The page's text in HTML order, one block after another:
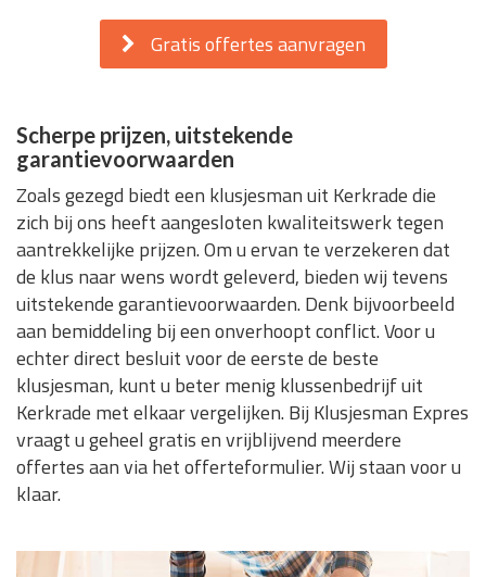
Gratis offertes aanvragen
Scherpe prijzen, uitstekende
garantievoorwaarden
Zoals gezegd biedt een klusjesman uit Kerkrade die
zich bij ons heeft aangesloten kwaliteitswerk tegen
aantrekkelijke prijzen. Om u ervan te verzekeren dat
de klus naar wens wordt geleverd, bieden wij tevens
uitstekende garantievoorwaarden. Denk bijvoorbeeld
aan bemiddeling bij een onverhoopt conflict. Voor u
echter direct besluit voor de eerste de beste
klusjesman, kunt u beter menig klussenbedrijf uit
Kerkrade met elkaar vergelijken. Bij Klusjesman Expres
vraagt u geheel gratis en vrijblijvend meerdere
offertes aan via het offerteformulier. Wij staan voor u
klaar.